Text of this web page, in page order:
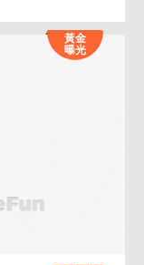
黃金
曝光